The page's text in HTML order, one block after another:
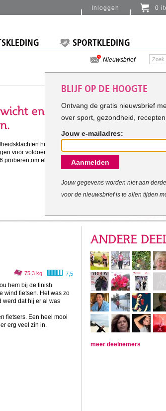
heb
voor voldoende
proberen om elke
7,5
75,3 kg
hem bij de finish
wind fietsen. Het was zo
werd dat hij er al was
fietsers. Een heel mooi
erg veel zin in.
meer deelnemers
SPORTKLEDING
Nieuwsbrief
Inloggen 0
Er zitten
BLIJF OP DE HOOGTE
Ontvang de gratis nieuwsbrief
over sport, gezondheid,
Jouw e-mailadres:
Aanmelden
Jouw gegevens worden niet aan
voor de nieuwsbrief is te allen tijden